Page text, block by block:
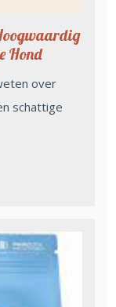
Hond
over
schattige